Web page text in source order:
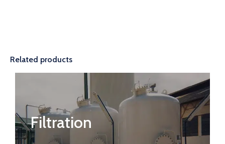
Related products
Filtration